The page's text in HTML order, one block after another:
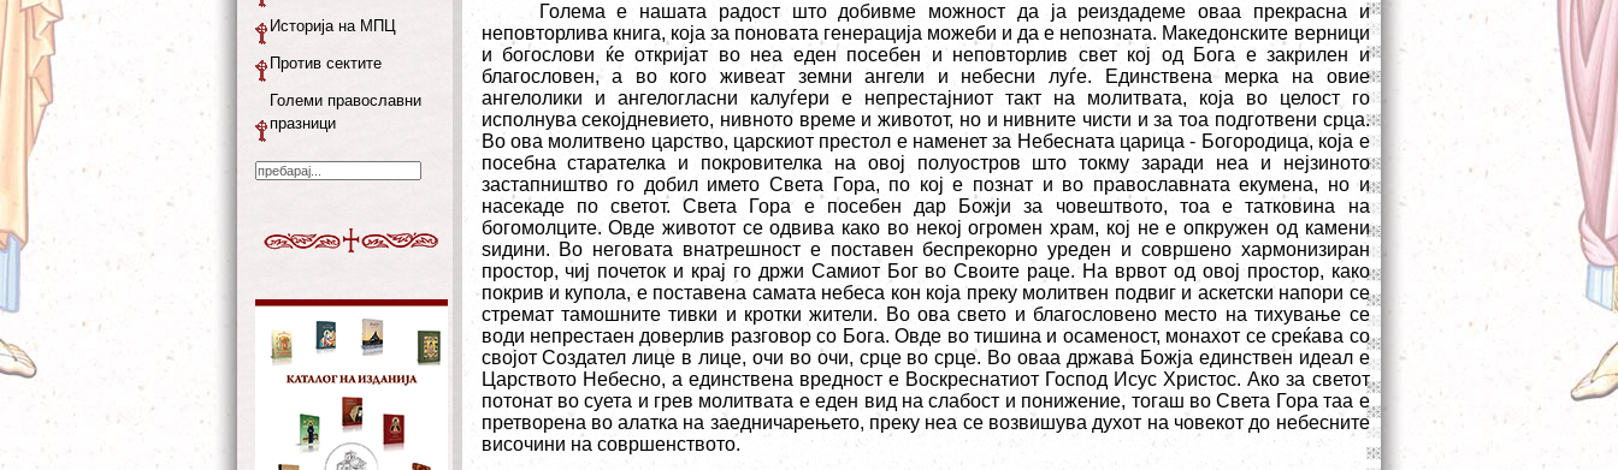
Голема е нашата радост што добивме можност да ја реиздадеме оваа прекрасна и
неповторлива книга, која за поновата генерација можеби и да е непозната. Македонските верници
и богослови ќе откријат во неа еден посебен и неповторлив свет кој од Бога е закрилен и
благословен, а во кого живеат земни ангели и небесни луѓе. Единствена мерка на овие
ангелолики и ангелогласни калуѓери е непрестајниот такт на молитвата, која во целост го
исполнува секојдневието, нивното време и животот, но и нивните чисти и за тоа подготвени срца.
Во ова молитвено царство, царскиот престол е наменет за Небесната царица - Богородица, која е
посебна старателка и покровителка на овој полуостров што токму заради неа и нејзиното
застапништво го добил името Света Гора, по кој е познат и во православната екумена, но и
насекаде по светот. Света Гора е посебен дар Божји за човештвото, тоа е татковина на
богомолците. Овде животот се одвива како во некој огромен храм, кој не е опкружен од камени
ѕидини. Во неговата внатрешност е поставен беспрекорно уреден и совршено хармонизиран
простор, чиј почеток и крај го држи Самиот Бог во Своите раце. На врвот од овој простор, како
покрив и купола, е поставена самата небеса кон која преку молитвен подвиг и аскетски напори се
стремат тамошните тивки и кротки жители. Во ова свето и благословено место на тихување се
води непрестаен доверлив разговор со Бога. Овде во тишина и осаменост, монахот се среќава со
својот Создател лице в лице, очи во очи, срце во срце. Во оваа држава Божја единствен идеал е
Царството Небесно, а единствена вредност е Воскреснатиот Господ Исус Христос. Ако за светот
потонат во суета и грев молитвата е еден вид на слабост и понижение, тогаш во Света Гора таа е
претворена во алатка на заедничарењето, преку неа се возвишува духот на човекот до небесните
височини на совршенството.
Историја на МПЦ
Против сектите
Големи православни
празници